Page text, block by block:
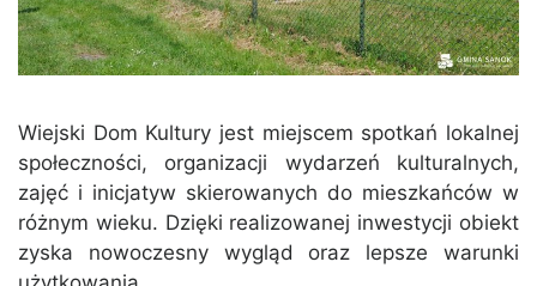
Wiejski Dom Kultury jest miejscem spotkań lokalnej
społeczności, organizacji wydarzeń kulturalnych,
zajęć i inicjatyw skierowanych do mieszkańców w
różnym wieku. Dzięki realizowanej inwestycji obiekt
zyska nowoczesny wygląd oraz lepsze warunki